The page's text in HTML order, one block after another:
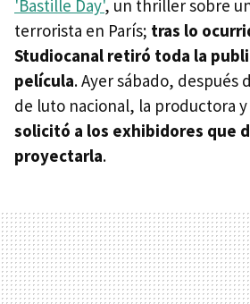
'Bastille Day', un thriller sobre
terrorista en París; tras lo
Studiocanal retiró toda la
película. Ayer sábado, después
de luto nacional, la productora
solicitó a los exhibidores que
proyectarla.